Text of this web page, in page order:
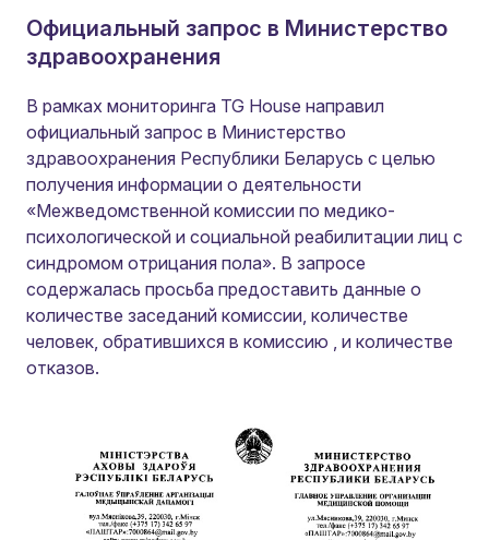
Официальный запрос в Министерство
здравоохранения
В рамках мониторинга TG House направил
официальный запрос в Министерство
здравоохранения Республики Беларусь с целью
получения информации о деятельности
«Межведомственной комиссии по медико-
психологической и социальной реабилитации лиц с
синдромом отрицания пола». В запросе
содержалась просьба предоставить данные о
количестве заседаний комиссии, количестве
человек, обратившихся в комиссию , и количестве
отказов.